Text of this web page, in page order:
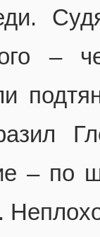
–
– по